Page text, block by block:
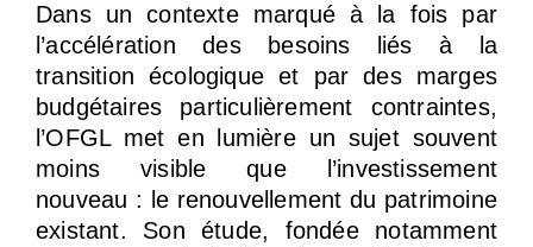
Dans un contexte marqué à la fois par
l’accélération des besoins liés à la
transition écologique et par des marges
budgétaires particulièrement contraintes,
l’OFGL met en lumière un sujet souvent
moins visible que l’investissement
nouveau : le renouvellement du patrimoine
existant. Son étude, fondée notamment